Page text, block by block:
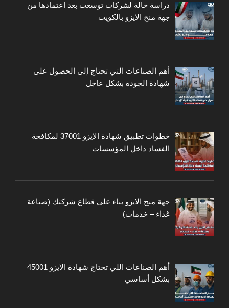
دراسة حالة لشركات توسعت بعد اعتمادها من
جهة منح الايزو بالكويت
أهم الصناعات التي تحتاج إلى الحصول على
شهادة الجودة بشكل عاجل
خطوات تطبيق شهادة الايزو 37001 لمكافحة
الفساد داخل المؤسسات
جهة منح الايزو بناء على قطاع شركتك (صناعة –
غذاء – خدمات)
أهم الصناعات اللي تحتاج شهادة الايزو 45001
بشكل أساسي